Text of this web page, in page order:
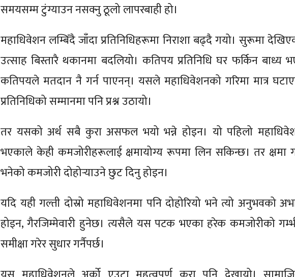
समयसम्म टुंग्याउन नसक्नु ठूलो लापरबाही हो।
महाधिवेशन लम्बिँदै जाँदा प्रतिनिधिहरूमा निराशा बढ्दै गयो। सुरूमा
उत्साह बिस्तारै थकानमा बदलियो। कतिपय प्रतिनिधि घर फर्किन बाध्य
कतिपयले मतदान नै गर्न पाएनन्। यसले महाधिवेशनको गरिमा मात्र
प्रतिनिधिको सम्मानमा पनि प्रश्न उठायो।
तर यसको अर्थ सबै कुरा असफल भयो भन्ने होइन। यो पहिलो
भएकाले केही कमजोरीहरूलाई क्षमायोग्य रूपमा लिन सकिन्छ। तर क्षमा
भनेको कमजोरी दोहोर्‍याउने छुट दिनु होइन।
यदि यही गल्ती दोस्रो महाधिवेशनमा पनि दोहोरियो भने त्यो अनुभवको
होइन, गैरजिम्मेवारी हुनेछ। त्यसैले यस पटक भएका हरेक कमजोरीको
समीक्षा गरेर सुधार गर्नैपर्छ।